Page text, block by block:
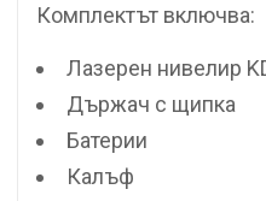
Комплектът включва:
Лазерен нивелир
Държач с щипка
Батерии
Калъф